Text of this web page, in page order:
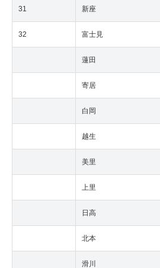
31 新座
32 富士見
蓮田
寄居
白岡
越生
美里
上里
日高
北本
滑川